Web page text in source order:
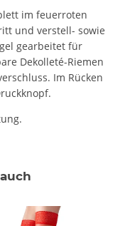
im feuerroten
und verstell- sowie
gearbeitet für
Dekolleté-Riemen
Im Rücken